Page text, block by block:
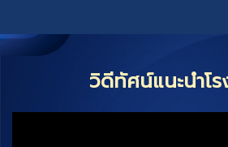
วิดีทัศน์แนะนำโร